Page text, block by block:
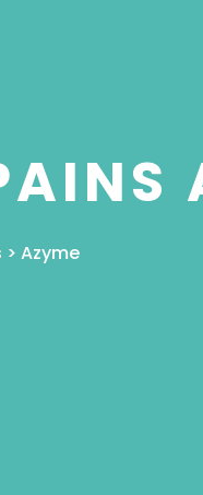
> Azyme